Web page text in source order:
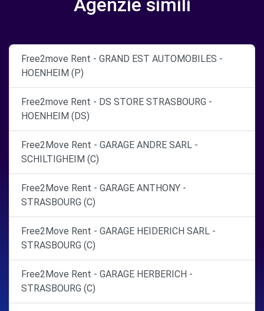
Agenzie simili
Free2move Rent - GRAND EST AUTOMOBILES -
HOENHEIM (P)
Free2move Rent - DS STORE STRASBOURG -
HOENHEIM (DS)
Free2Move Rent - GARAGE ANDRE SARL -
SCHILTIGHEIM (C)
Free2Move Rent - GARAGE ANTHONY -
STRASBOURG (C)
Free2Move Rent - GARAGE HEIDERICH SARL -
STRASBOURG (C)
Free2Move Rent - GARAGE HERBERICH -
STRASBOURG (C)